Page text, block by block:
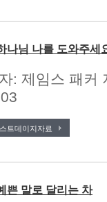
나님 나를 도와주세
: 제임스 패커
트데이지자료
쁜 말로 달리는 차